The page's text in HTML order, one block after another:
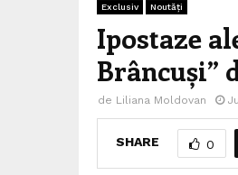
Exclusiv Noutăți
Ipostaze
Brâncuși”
de Liliana Moldovan
SHARE 0